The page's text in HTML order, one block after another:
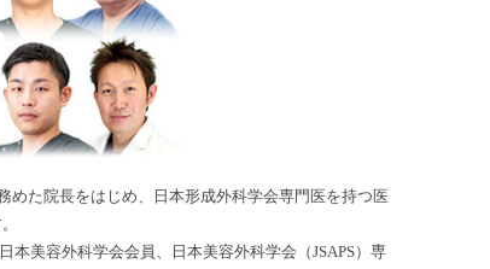
めた院長をはじめ、日本形成外科学会専門医を持つ医
本美容外科学会会員、日本美容外科学会（JSAPS）専